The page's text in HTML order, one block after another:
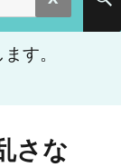
す。
さな